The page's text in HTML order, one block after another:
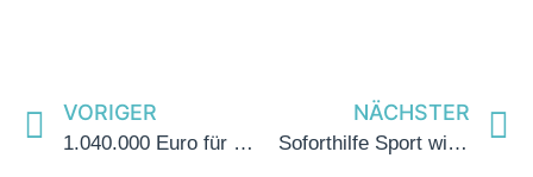
VORIGER
1.040.000 Euro für Städtebauförderung gehen nach Krefeld
NÄCHSTER
Soforthilfe Sport wird verlängert – Sportvereine in Nordrhein-Westfalen können bis 15. August 2020 Anträge stellen